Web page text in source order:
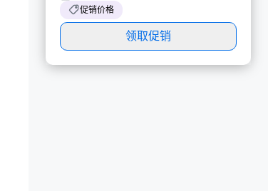
促销价格
领取促销